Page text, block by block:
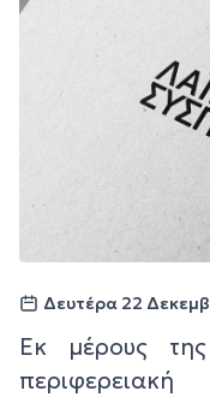
Δευτέρα 22
Εκ μέρους